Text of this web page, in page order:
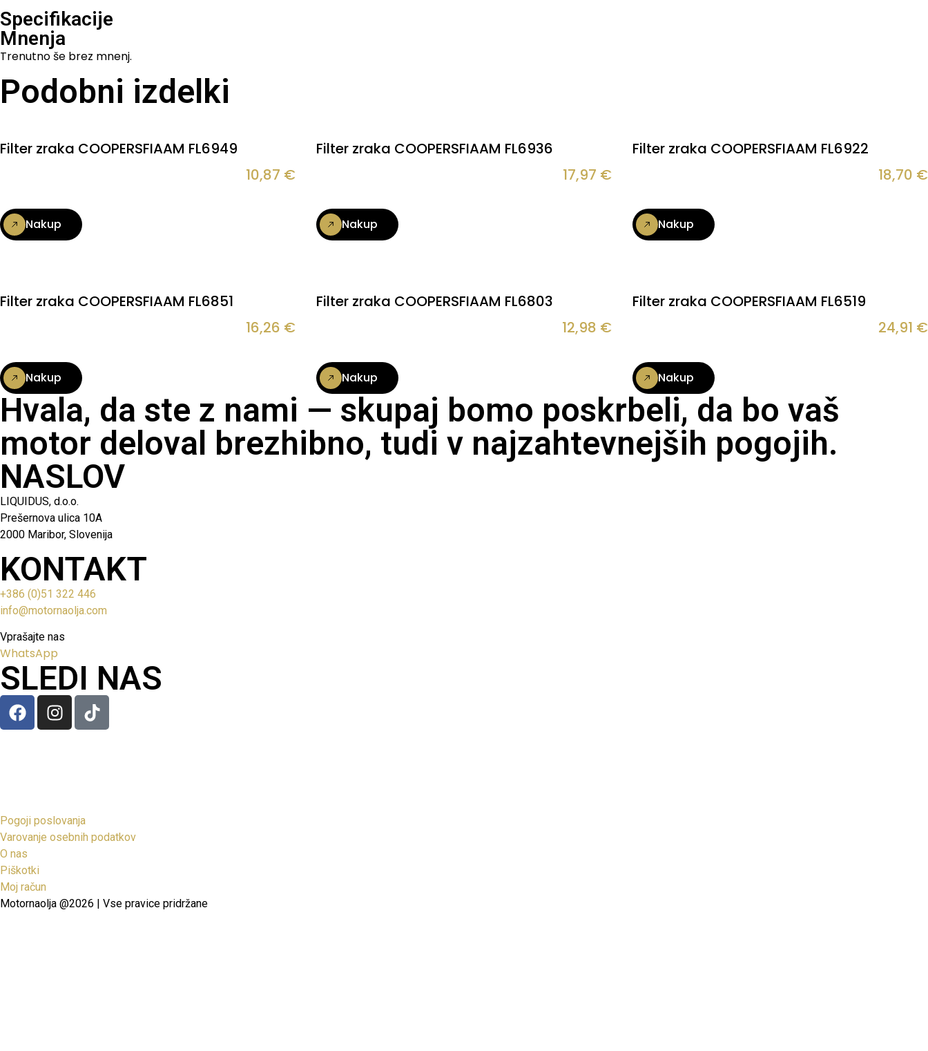
Specifikacije
Mnenja
Trenutno še brez mnenj.
Podobni izdelki
Filter zraka COOPERSFIAAM FL6949
10,87 €
Nakup
Filter zraka COOPERSFIAAM FL6936
17,97 €
Nakup
Filter zraka COOPERSFIAAM FL6922
18,70 €
Nakup
Filter zraka COOPERSFIAAM FL6851
16,26 €
Nakup
Filter zraka COOPERSFIAAM FL6803
12,98 €
Nakup
Filter zraka COOPERSFIAAM FL6519
24,91 €
Nakup
Hvala, da ste z nami — skupaj bomo poskrbeli, da bo vaš
motor deloval brezhibno, tudi v najzahtevnejših pogojih.
NASLOV
LIQUIDUS, d.o.o.
Prešernova ulica 10A
2000 Maribor, Slovenija
KONTAKT
+386 (0)51 322 446
info@motornaolja.com
Vprašajte nas
WhatsApp
SLEDI NAS
Pogoji poslovanja
Varovanje osebnih podatkov
O nas
Piškotki
Moj račun
Motornaolja @2026 | Vse pravice pridržane